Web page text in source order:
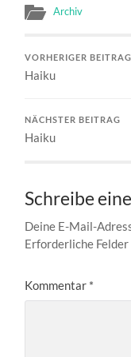
Archiv
VORHERIGER BEITRAG
Haiku
NÄCHSTER BEITRAG
Haiku
Schreibe
Deine E-Mail-
Erforderliche
Kommentar *